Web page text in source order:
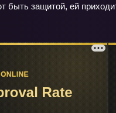
быть защитой, ей